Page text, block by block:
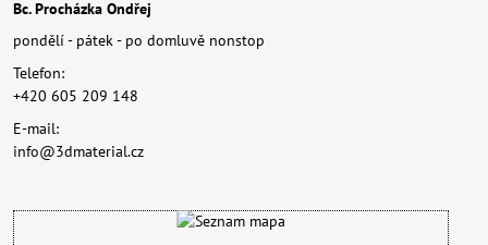
Bc. Procházka Ondřej
pondělí - pátek - po domluvě nonstop
Telefon:
+420 605 209 148
E-mail:
info@3dmaterial.cz